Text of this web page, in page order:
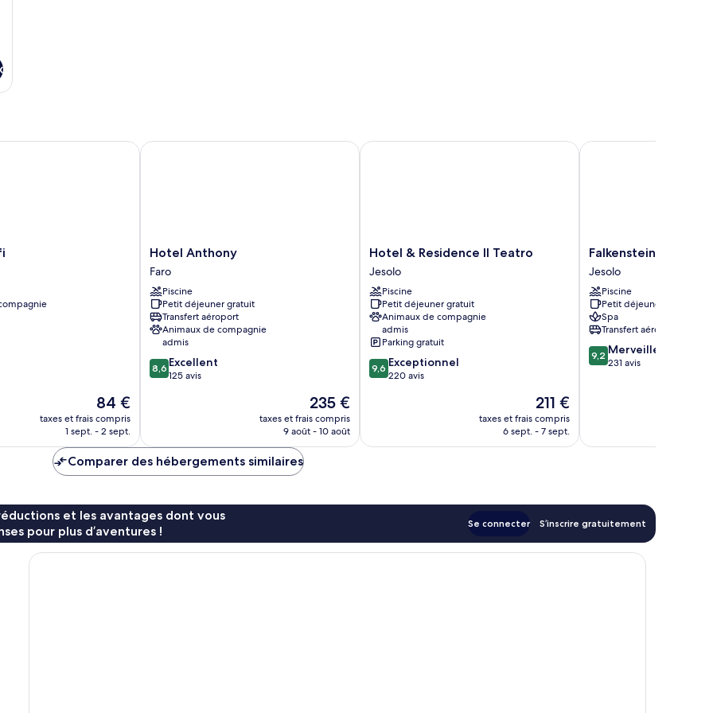
Le
nouveau
prix
de
84 €
84 €
taxes et frais compris
1 sept. - 2 sept.
Hotel
Anthony
Faro
Hotel Anthony
Faro
Piscine
Petit déjeuner gratuit
Transfert aéroport
Animaux de compagnie
admis
8.6
sur
8,6 Excellent
125 avis
Le
nouveau
prix
235 €
taxes et frais compris
9 août - 10 août
Hotel Anthony
Hotel
&
Residence
Il
Teatro
Jesolo
Hotel & Residence Il Teatro
Jesolo
Piscine
Petit déjeuner gratuit
Animaux de compagnie
admis
Parking gratuit
9.6
sur
9,6 Exceptionnel
220 avis
Le
nouveau
prix
211 €
taxes et frais compris
6 sept. - 7 sept.
Hotel & Residence Il Teatro
Falkensteiner
Hotel
&
Spa
Jesolo
Jesolo
Falkensteiner Hotel
Jesolo
Piscine
Petit déjeuner gratuit
Spa
Transfert aéroport
9.2
sur
9,2 Merveilleux
231 avis
Falkensteiner Hotel &
Comparer des hébergements similaires
et les avantages dont vous
pour plus d’aventures !
Se connecter S’inscrire gratuitement